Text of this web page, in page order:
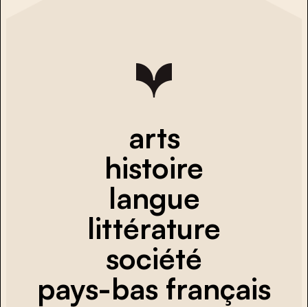
arts
histoire
langue
littérature
société
pays-bas français